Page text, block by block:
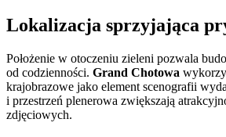
Lokalizacja sprzyjająca
Położenie w otoczeniu zieleni pozwala
od codzienności. Grand Chotowa
krajobrazowe jako element scenografii
i przestrzeń plenerowa zwiększają
zdjęciowych.